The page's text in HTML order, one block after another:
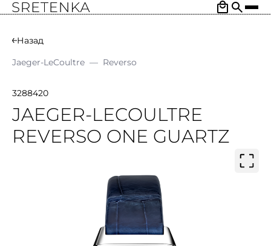
Назад
Jaeger-LeCoultre — Reverso
3288420
JAEGER-LECOULTRE
REVERSO ONE GUARTZ